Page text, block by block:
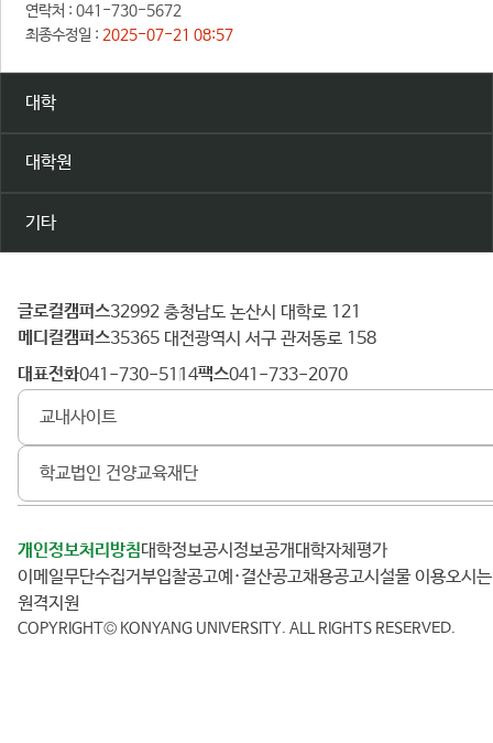
연락처 : 041-730-5672
최종수정일 : 2025-07-21 08:57
대학
대학원
기타
건
양
대
학
글로컬캠퍼스 32992 충청남도 논산시 대학로 121
메디컬캠퍼스 35365 대전광역시 서구 관저동로 158
대표전화 041-730-5114 팩스 041-733-2070
교내사이트
학교법인 건양교육재단
개인정보처리방침 대학정보공시 정보공개
대학자체평가
이메일무단수집거부
입찰공고 예·결산공고 채용공고 시설물 이용
오시
원격지원
COPYRIGHT© KONYANG UNIVERSITY. ALL RIGHTS RESERVED.